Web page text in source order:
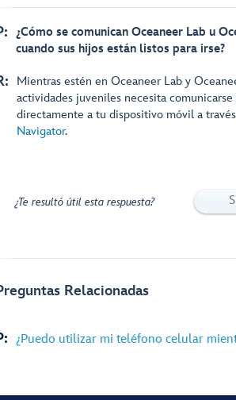
¿Cómo se comunican Oceaneer Lab u
cuando sus hijos están listos para irse?
Mientras estén en Oceaneer Lab y
actividades juveniles necesita
directamente a tu dispositivo móvil a
Navigator.
¿Te resultó útil esta respuesta?
Relacionadas
¿Puedo utilizar mi teléfono celular